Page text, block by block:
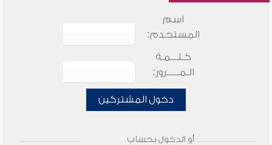
اسم
المستخدم:
كـلـــمـة
الـمـــــرور:
دخول المشتركين
أو الدخول بحساب